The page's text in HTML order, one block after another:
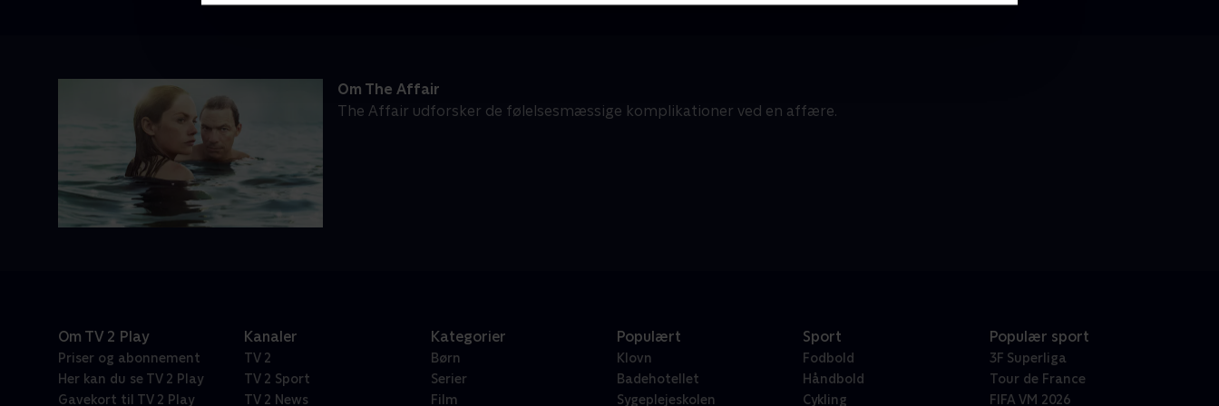
Om The Affair
The Affair udforsker de følelsesmæssige komplikationer ved en affære.
Om TV 2 Play
Priser og abonnement
Her kan du se TV 2 Play
Gavekort til TV 2 Play
Kanaler
TV 2
TV 2 Sport
TV 2 News
Kategorier
Børn
Serier
Film
Populært
Klovn
Badehotellet
Sygeplejeskolen
Sport
Fodbold
Håndbold
Cykling
Populær sport
3F Superliga
Tour de France
FIFA VM 2026